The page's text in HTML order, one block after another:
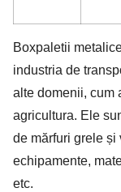
Boxpaletii
industria de
alte domenii, cum
agricultura. Ele
de mărfuri grele și
echipamente,
etc.